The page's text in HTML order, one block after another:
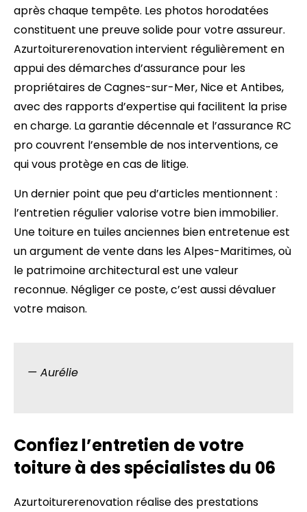
après chaque tempête. Les photos horodatées
constituent une preuve solide pour votre assureur.
Azurtoiturerenovation intervient régulièrement en
appui des démarches d’assurance pour les
propriétaires de Cagnes-sur-Mer, Nice et Antibes,
avec des rapports d’expertise qui facilitent la prise
en charge. La garantie décennale et l’assurance RC
pro couvrent l’ensemble de nos interventions, ce
qui vous protège en cas de litige.
Un dernier point que peu d’articles mentionnent :
l’entretien régulier valorise votre bien immobilier.
Une toiture en tuiles anciennes bien entretenue est
un argument de vente dans les Alpes-Maritimes, où
le patrimoine architectural est une valeur
reconnue. Négliger ce poste, c’est aussi dévaluer
votre maison.
— Aurélie
Confiez l’entretien de votre
toiture à des spécialistes du 06
Azurtoiturerenovation réalise des prestations